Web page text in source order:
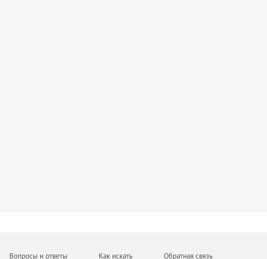
Вопросы и ответы Как искать Обратная связь